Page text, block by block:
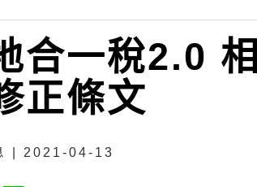
合一稅2.0
正條文
| 2021-04-13